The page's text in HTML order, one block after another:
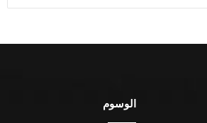
الوسوم